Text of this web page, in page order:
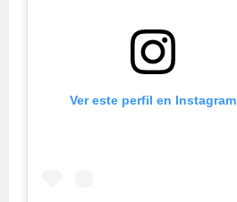
Ver este perfil en Instagram